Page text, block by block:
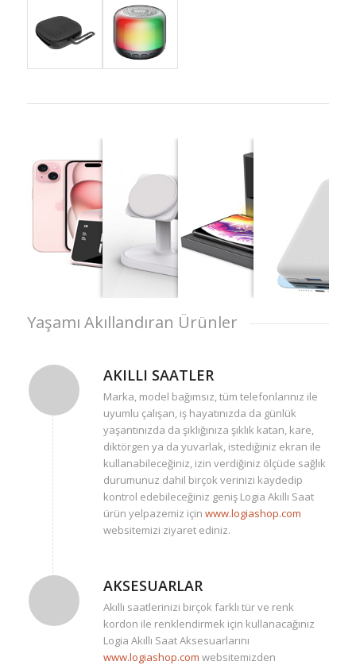
Yaşamı Akıllandıran Ürünler
AKILLI SAATLER
Marka, model bağımsız, tüm telefonlarınız ile
uyumlu çalışan, iş hayatınızda da günlük
yaşantınızda da şıklığınıza şıklık katan, kare,
diktörgen ya da yuvarlak, istediğiniz ekran ile
kullanabileceğiniz, izin verdiğiniz ölçüde sağlık
durumunuz dahil birçok verinizi kaydedip
kontrol edebileceğiniz geniş Logia Akıllı Saat
ürün yelpazemiz için www.logiashop.com
websitemizi ziyaret ediniz.
AKSESUARLAR
Akıllı saatlerinizi birçok farklı tür ve renk
kordon ile renklendirmek için kullanacağınız
Logia Akıllı Saat Aksesuarlarını
www.logiashop.com websitemizden